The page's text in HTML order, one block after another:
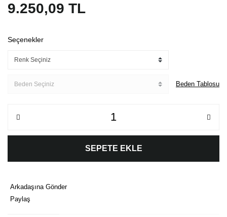
9.250,09 TL
Seçenekler
Beden Tablosu
SEPETE EKLE
Arkadaşına Gönder
Paylaş